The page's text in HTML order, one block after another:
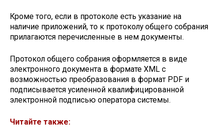
Кроме того, если в протоколе есть указание на
наличие приложений, то к протоколу общего собрания
прилагаются перечисленные в нем документы.
Протокол общего собрания оформляется в виде
электронного документа ‎в формате XML с
возможностью преобразования в формат PDF и
подписывается усиленной квалифицированной
электронной подписью оператора системы.
Читайте также: